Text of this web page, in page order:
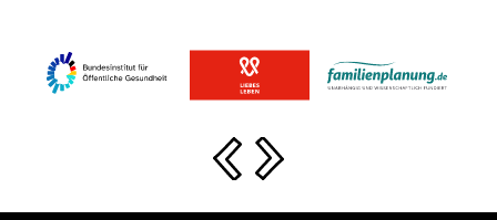
Vorherige Slide
Nächste Slide